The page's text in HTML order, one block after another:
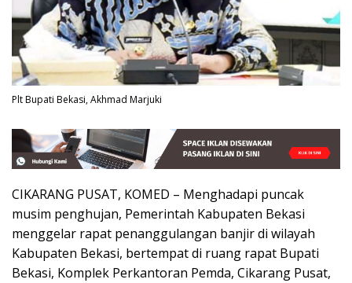
Plt Bupati Bekasi, Akhmad Marjuki
CIKARANG PUSAT, KOMED – Menghadapi puncak
musim penghujan, Pemerintah Kabupaten Bekasi
menggelar rapat penanggulangan banjir di wilayah
Kabupaten Bekasi, bertempat di ruang rapat Bupati
Bekasi, Komplek Perkantoran Pemda, Cikarang Pusat,